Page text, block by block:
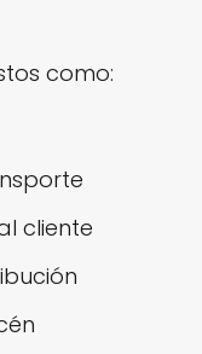
como:
cliente